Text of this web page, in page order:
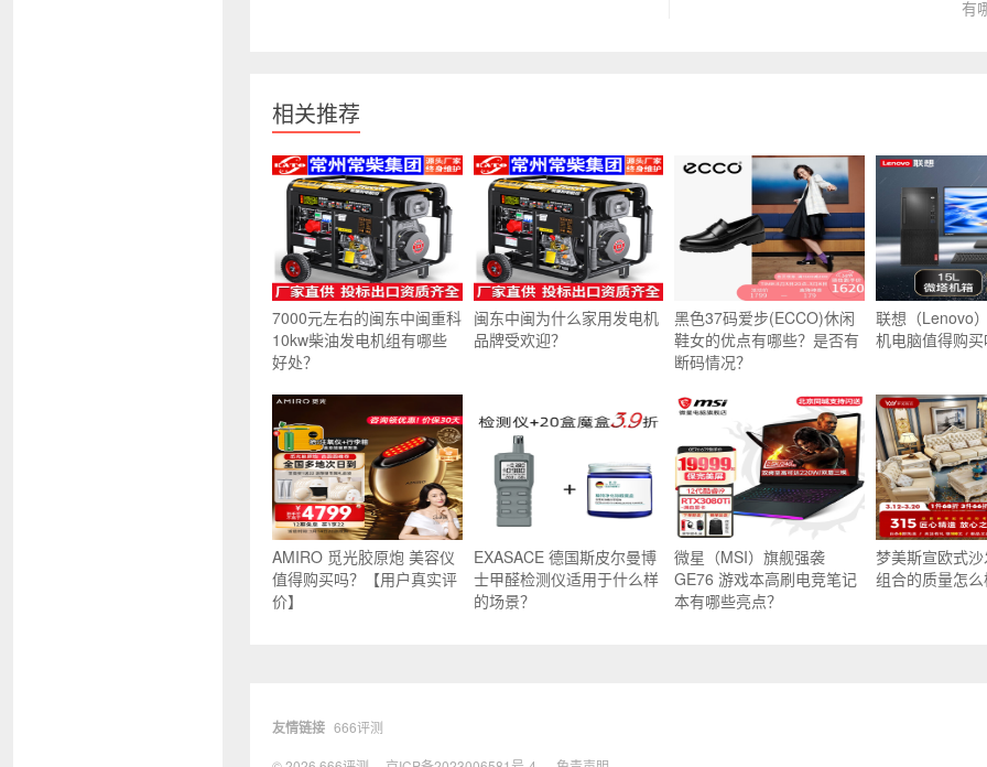
有
相关推荐
7000元左右的闽东中闽重科
10kw柴油发电机组有哪些
好处？
闽东中闽为什么家用发电机
品牌受欢迎？
黑色37码爱步(ECCO)休闲
鞋女的优点有哪些？是否有
断码情况？
联想（Lenovo
机电脑值得购
AMIRO 觅光胶原炮 美容仪
值得购买吗？【用户真实评
价】
EXASACE 德国斯皮尔曼博
士甲醛检测仪适用于什么样
的场景？
微星（MSI）旗舰强袭
GE76 游戏本高刷电竞笔记
本有哪些亮点？
梦美斯宣欧式
组合的质量怎
友情链接 666评测